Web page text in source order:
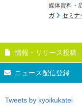
媒体資料・
ガ
セミナ
情報・リリース投稿
ニュース配信登録
Tweets by kyoikukatei